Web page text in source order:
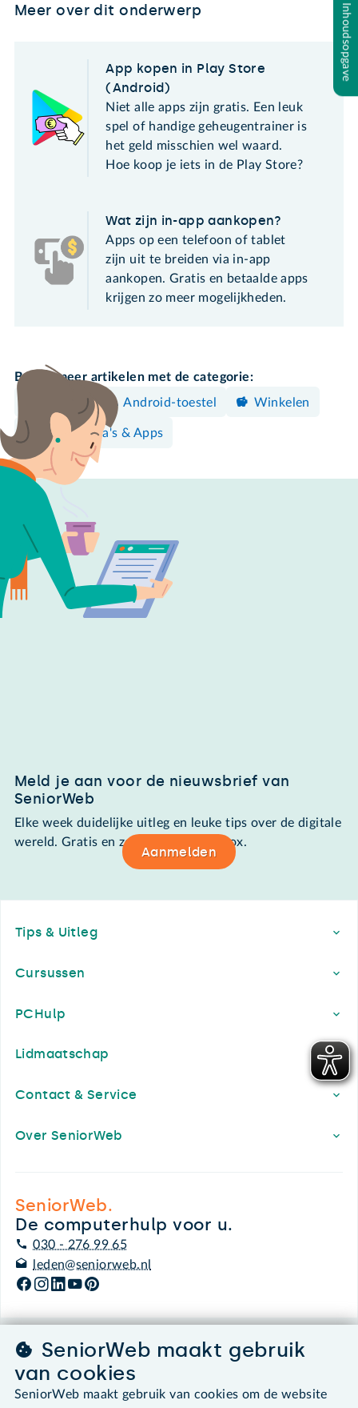
Inhoudsopgave
Meer over dit onderwerp
App kopen in Play Store
(Android)
Niet alle apps zijn gratis. Een leuk
spel of handige geheugentrainer is
het geld misschien wel waard.
Hoe koop je iets in de Play Store?
Wat zijn in-app aankopen?
Apps op een telefoon of tablet
zijn uit te breiden via in-app
aankopen. Gratis en betaalde apps
krijgen zo meer mogelijkheden.
Bekijk meer artikelen met de categorie:
Betalen
Android-toestel Winkelen
Programma's & Apps
Meld je aan voor de nieuwsbrief van
SeniorWeb
Elke week duidelijke uitleg en leuke tips over de digitale
wereld. Gratis en zomaar in de mailbox.
Aanmelden
Tips & Uitleg
Cursussen
PCHulp
Lidmaatschap
Contact & Service
Over SeniorWeb
SeniorWeb.
De computerhulp voor u.
030 - 276 99 65
leden@seniorweb.nl
©2026 SeniorWeb
Algemene voorwaarden
SeniorWeb maakt gebruik
van cookies
SeniorWeb maakt gebruik van cookies om de website